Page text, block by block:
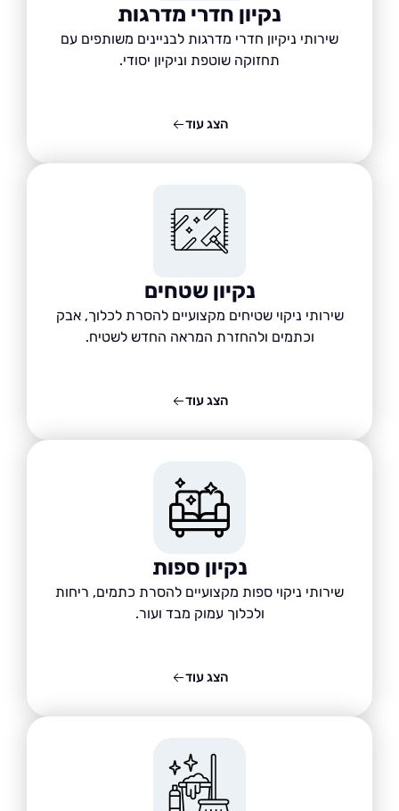
נקיון חדרי מדרגות
שירותי ניקיון חדרי מדרגות לבניינים משותפים עם
תחזוקה שוטפת וניקיון יסודי.
נקיון שטחים
שירותי ניקוי שטיחים מקצועיים להסרת לכלוך, אבק
וכתמים ולהחזרת המראה החדש לשטיח.
נקיון ספות
שירותי ניקוי ספות מקצועיים להסרת כתמים, ריחות
ולכלוך עמוק מבד ועור.